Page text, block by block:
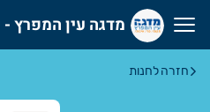
מדגה עין המפרץ -
מדגה עין המפרץ
חזרה לחנות